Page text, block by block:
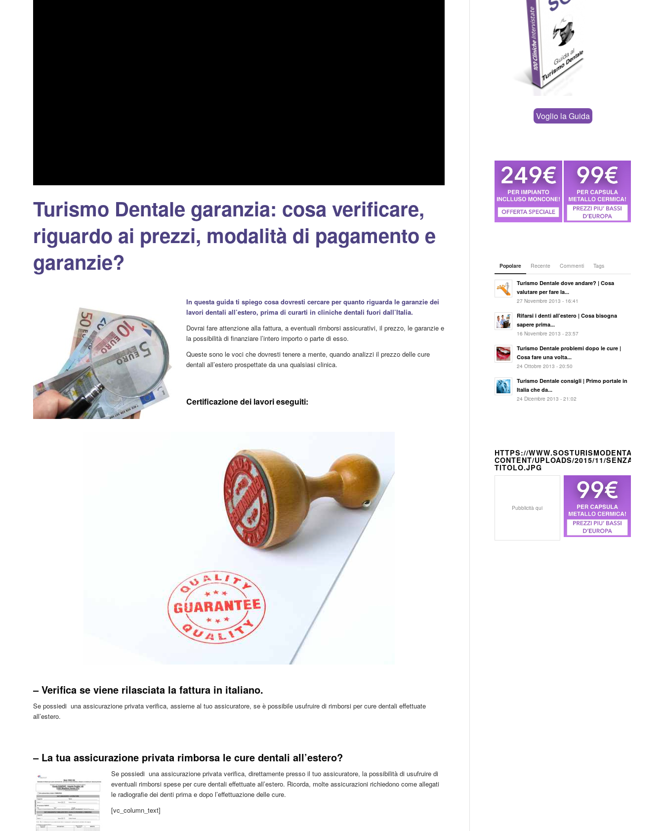
Turismo Dentale garanzia: cosa verificare,
riguardo ai prezzi, modalità di pagamento e
garanzie?
In questa guida ti spiego cosa dovresti cercare per quanto riguarda le garanzie dei
lavori dentali all’estero, prima di curarti in cliniche dentali fuori dall’Italia.
Dovrai fare attenzione alla fattura, a eventuali rimborsi assicurativi, il prezzo, le garanzie e
la possibilità di finanziare l’intero importo o parte di esso.
Queste sono le voci che dovresti tenere a mente, quando analizzi il prezzo delle cure
dentali all’estero prospettate da una qualsiasi clinica.
Certificazione dei lavori eseguiti:
– Verifica se viene rilasciata la fattura in italiano.
Se possiedi una assicurazione privata verifica, assieme al tuo assicuratore, se è possibile usufruire di rimborsi per cure dentali effettuate
all’estero.
– La tua assicurazione privata rimborsa le cure dentali all’estero?
Se possiedi una assicurazione privata verifica, direttamente presso il tuo assicuratore, la possibilità di usufruire di
eventuali rimborsi spese per cure dentali effettuate all’estero. Ricorda, molte assicurazioni richiedono come allegati
le radiografie dei denti prima e dopo l’effettuazione delle cure.
[vc_column_text]
Voglio la Guida
Popolare Recente Commenti Tags
Turismo Dentale dove andare? | Cosa
valutare per fare la...
27 Novembre 2013 - 16:41
Rifarsi i denti all’estero | Cosa bisogna
sapere prima...
16 Novembre 2013 - 23:57
Turismo Dentale problemi dopo le cure |
Cosa fare una volta...
24 Ottobre 2013 - 20:50
Turismo Dentale consigli | Primo portale in
Italia che da...
24 Dicembre 2013 - 21:02
HTTPS://WWW.SOSTURISMODENTALE.IT/
CONTENT/UPLOADS/2015/11/SENZA-
TITOLO.JPG
Pubblicità qui